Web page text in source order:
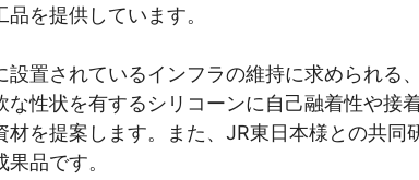
を提供しています。
置されているインフラの維持に求められる
な性状を有するシリコーンに自己融着性や接
材を提案します。また、JR東日本様との共
品です。